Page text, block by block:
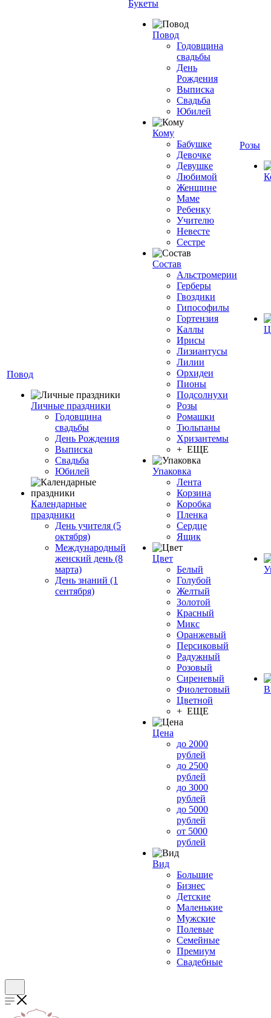
Повод
Личные праздники
Годовщина
свадьбы
День Рождения
Выписка
Свадьба
Юбилей
Календарные
праздники
День учителя (5
октября)
Международный
женский день (8
марта)
День знаний (1
сентября)
Букеты
Повод
Годовщина
свадьбы
День
Рождения
Выписка
Свадьба
Юбилей
Кому
Бабушке
Девочке
Девушке
Любимой
Женщине
Маме
Ребенку
Учителю
Невесте
Сестре
Состав
Альстромерии
Герберы
Гвоздики
Гипософилы
Гортензия
Каллы
Ирисы
Лизиантусы
Лилии
Орхидеи
Пионы
Подсолнухи
Розы
Ромашки
Тюльпаны
Хризантемы
+ ЕЩЕ
Упаковка
Лента
Корзина
Коробка
Пленка
Сердце
Ящик
Цвет
Белый
Голубой
Желтый
Золотой
Красный
Микс
Оранжевый
Персиковый
Радужный
Розовый
Сиреневый
Фиолетовый
Цветной
+ ЕЩЕ
Цена
до 2000
рублей
до 2500
рублей
до 3000
рублей
до 5000
рублей
от 5000
рублей
Вид
Большие
Бизнес
Детские
Маленькие
Мужские
Полевые
Семейные
Премиум
Свадебные
Розы